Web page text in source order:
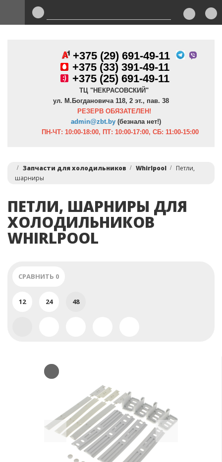
+375 (29) 691-49-11
+375 (33) 391-49-11
+375 (25) 691-49-11
ТЦ "НЕКРАСОВСКИЙ"
ул. М.Богдановича 118, 2 эт., пав. 38
РЕЗЕРВ ОБЯЗАТЕЛЕН!
admin@zbt.by (безнала нет!)
ПН-ЧТ: 10:00-18:00, ПТ: 10:00-17:00, СБ: 11:00-15:00
Запчасти для холодильников Whirlpool
Петли,
шарниры
ПЕТЛИ, ШАРНИРЫ ДЛЯ
ХОЛОДИЛЬНИКОВ
WHIRLPOOL
СРАВНИТЬ 0
12 24 48
Previous Next